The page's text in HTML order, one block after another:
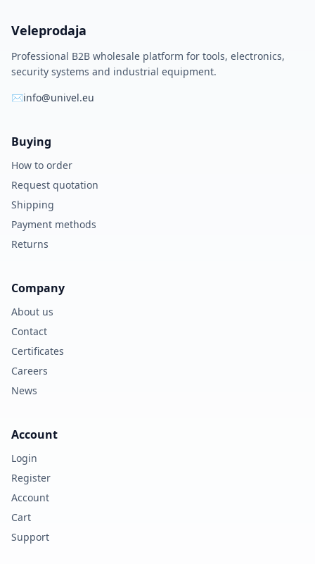
Veleprodaja
Professional B2B wholesale platform for tools, electronics,
security systems and industrial equipment.
✉info@univel.eu
Buying
How to order
Request quotation
Shipping
Payment methods
Returns
Company
About us
Contact
Certificates
Careers
News
Account
Login
Register
Account
Cart
Support